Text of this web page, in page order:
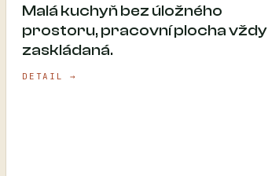
Malá kuchyň bez úložného
prostoru, pracovní plocha vždy
zaskládaná.
DETAIL →